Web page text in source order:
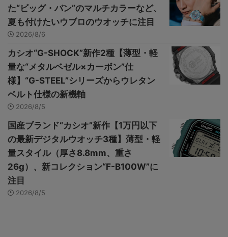
た“ビッグ・バン”のマルチカラーなど、
夏も付けたいウブロのウオッチに注目
2026/8/6
カシオ“G-SHOCK”新作2種【薄型・軽
量な“メタルベゼル×カーボン”仕
様】“G-STEEL”シリーズからウレタン
ベルト仕様の新機軸
2026/8/5
国産ブランド“カシオ”新作【1万円以下
の最新デジタルウオッチ3種】薄型・軽
量スタイル（厚さ8.8mm、重さ
26g）、新コレクション“F-B100W”に
注目
2026/8/5